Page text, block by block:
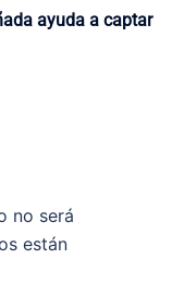
ayuda a captar
no será
están